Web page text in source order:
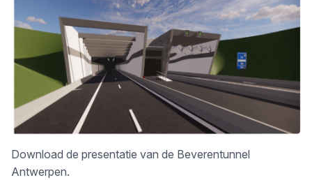
Download de presentatie van de Beverentunnel
Antwerpen.